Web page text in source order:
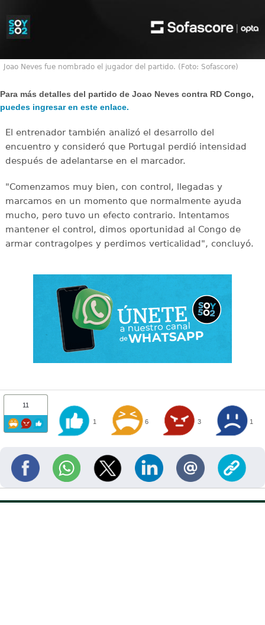
Joao Neves fue nombrado el jugador del partido. (Foto: Sofascore)
Para más detalles del partido de Joao Neves contra RD Congo,
puedes ingresar en este enlace.
El entrenador también analizó el desarrollo del
encuentro y consideró que Portugal perdió intensidad
después de adelantarse en el marcador.
"Comenzamos muy bien, con control, llegadas y
marcamos en un momento que normalmente ayuda
mucho, pero tuvo un efecto contrario. Intentamos
mantener el control, dimos oportunidad al Congo de
armar contragolpes y perdimos verticalidad", concluyó.
11
1 6 3 1